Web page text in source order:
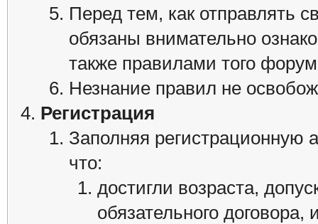
Перед тем, как отправлять
обязаны внимательно
также правилами того
Незнание правил не
Регистрация
Заполняя регистрационную
что:
достигли возраста,
обязательного